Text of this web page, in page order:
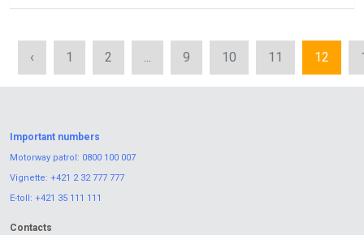
‹ 1 2 ... 9 10 11 12
Important numbers
Motorway patrol: 0800 100 007
Vignette: +421 2 32 777 777
E-toll: +421 35 111 111
Contacts